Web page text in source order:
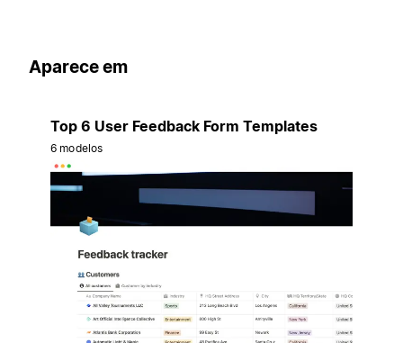
Aparece em
Top 6 User Feedback Form Templates
6 modelos